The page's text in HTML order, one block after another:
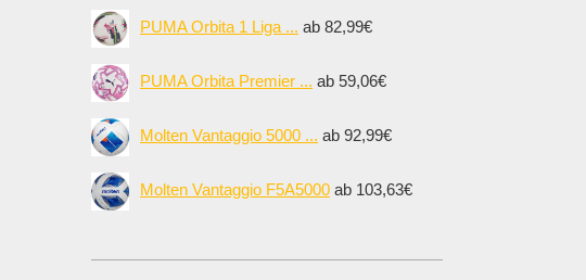
PUMA Orbita 1 Liga ... ab 82,99€
PUMA Orbita Premier ... ab 59,06€
Molten Vantaggio 5000 ... ab 92,99€
Molten Vantaggio F5A5000 ab 103,63€